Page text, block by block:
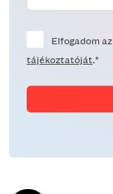
Elfogadom az
tájékoztatóját.*